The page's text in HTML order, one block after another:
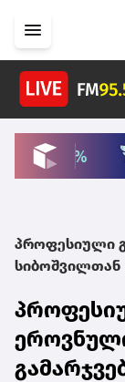
პროფესიული